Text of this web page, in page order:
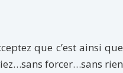
que c’est ainsi que
forcer…sans rien